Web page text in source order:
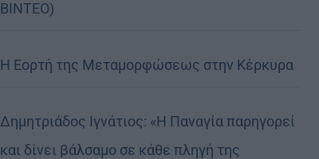
ΒΙΝΤΕΟ)
Η Εορτή της Μεταμορφώσεως στην Κέρκυρα
Δημητριάδος Ιγνάτιος: «Η Παναγία παρηγορεί
και δίνει βάλσαμο σε κάθε πληγή της